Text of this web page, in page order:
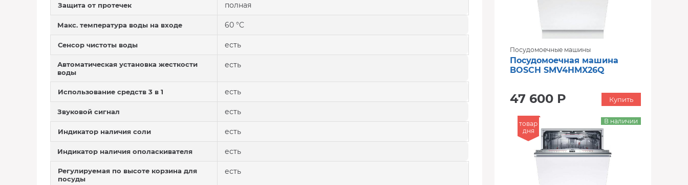
Защита от протечек полная
Макс. температура воды на входе 60 °C
Сенсор чистоты воды есть
Автоматическая установка жесткости
воды
есть
Использование средств 3 в 1 есть
Звуковой сигнал есть
Индикатор наличия соли есть
Индикатор наличия ополаскивателя есть
Регулируемая по высоте корзина для
посуды
есть
Посудомоечные машины
Посудомоечная машина
BOSCH SMV4HMX26Q
47 600 Р Купить
товар
дня
В наличии